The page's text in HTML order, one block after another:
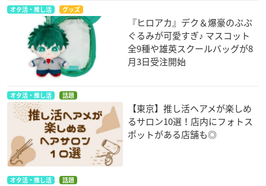
オタ活・推し活 グッズ
『ヒロアカ』デク＆爆豪のぷぷ
ぐるみが可愛すぎ♪ マスコット
全9種や雄英スクールバッグが8
月3日受注開始
オタ活・推し活 話題
【東京】推し活ヘアメが楽しめ
るサロン10選！店内にフォトス
ポットがある店舗も◎
オタ活・推し活 話題